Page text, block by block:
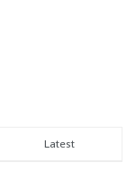
Latest